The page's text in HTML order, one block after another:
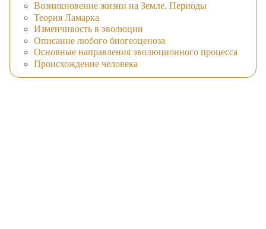
Возникновение жизни на Земле. Периоды
Теория Ламарка
Изменчивость в эволюции
Описание любого биогеоценоза
Основные направления эволюционного процесса
Происхождение человека